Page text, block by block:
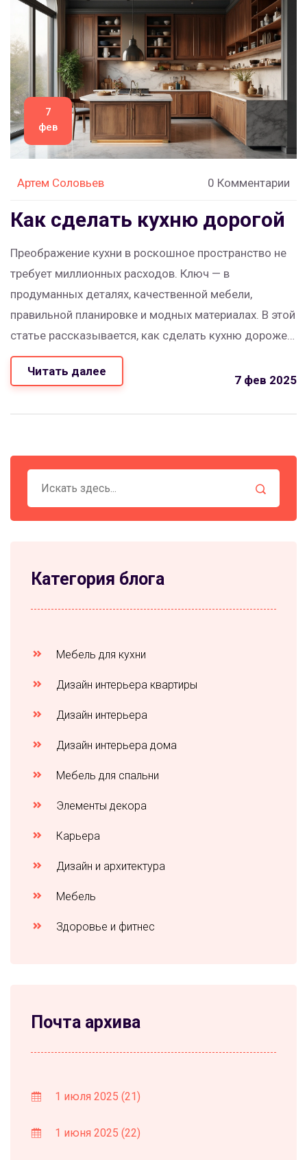
7
фев
Артем Соловьев 0 Комментарии
Как сделать кухню дорогой
Преображение кухни в роскошное пространство не
требует миллионных расходов. Ключ — в
продуманных деталях, качественной мебели,
правильной планировке и модных материалах. В этой
статье рассказывается, как сделать кухню дороже с
помощью грамотных цветовых решений,
использования натуральных материалов и выбора
простых изменений, таких как замена ручек или
создать кухню мечты без чрезмерных затрат.
Читать далее
7 фев 2025
Категория блога
Мебель для кухни
Дизайн интерьера квартиры
Дизайн интерьера
Дизайн интерьера дома
Мебель для спальни
Элементы декора
Карьера
Дизайн и архитектура
Мебель
Здоровье и фитнес
Почта архива
1 июля 2025 (21)
1 июня 2025 (22)